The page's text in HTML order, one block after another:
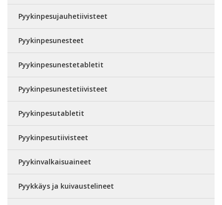
Pyykinpesujauhetiivisteet
Pyykinpesunesteet
Pyykinpesunestetabletit
Pyykinpesunestetiivisteet
Pyykinpesutabletit
Pyykinpesutiivisteet
Pyykinvalkaisuaineet
Pyykkäys ja kuivaustelineet